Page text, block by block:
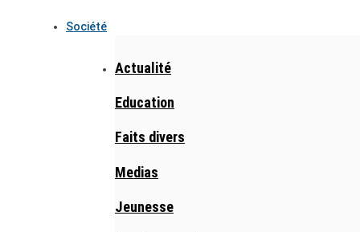
Société
Actualité
Education
Faits divers
Medias
Jeunesse